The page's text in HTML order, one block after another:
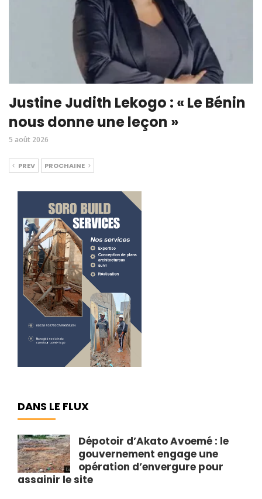
Justine Judith Lekogo : « Le Bénin
nous donne une leçon »
5 août 2026
PREV PROCHAINE
DANS LE FLUX
Dépotoir d’Akato Avoemé : le
gouvernement engage une
opération d’envergure pour
assainir le site